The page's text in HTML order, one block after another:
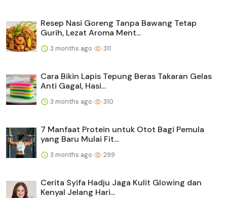
Resep Nasi Goreng Tanpa Bawang Tetap
Gurih, Lezat Aroma Ment...
3 months ago 311
Cara Bikin Lapis Tepung Beras Takaran Gelas
Anti Gagal, Hasi...
3 months ago 310
7 Manfaat Protein untuk Otot Bagi Pemula
yang Baru Mulai Fit...
3 months ago 299
Cerita Syifa Hadju Jaga Kulit Glowing dan
Kenyal Jelang Hari...